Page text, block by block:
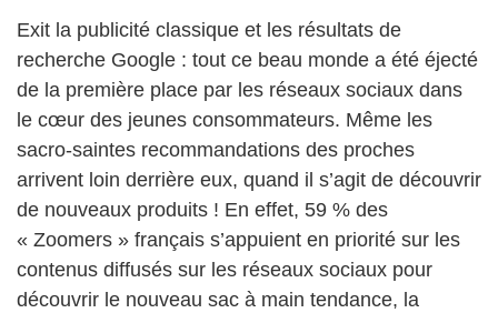
Exit la publicité classique et les résultats de
recherche Google : tout ce beau monde a été éjecté
de la première place par les réseaux sociaux dans
le cœur des jeunes consommateurs. Même les
sacro-saintes recommandations des proches
arrivent loin derrière eux, quand il s’agit de découvrir
de nouveaux produits ! En effet, 59 % des
« Zoomers » français s’appuient en priorité sur les
contenus diffusés sur les réseaux sociaux pour
découvrir le nouveau sac à main tendance, la